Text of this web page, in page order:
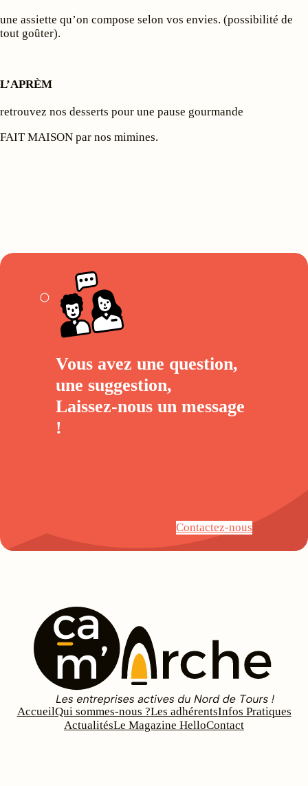
une assiette qu’on compose selon vos envies. (possibilité de
tout goûter).
L’APRÈM
retrouvez nos desserts pour une pause gourmande
FAIT MAISON par nos mimines.
Vous avez une question,
une suggestion,
Laissez-nous un message
!
Contactez-nous
AccueilQui sommes-nous ?Les adhérentsInfos Pratiques
ActualitésLe Magazine HelloContact